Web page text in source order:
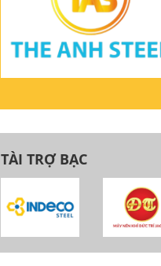
TÀI TRỢ BẠC